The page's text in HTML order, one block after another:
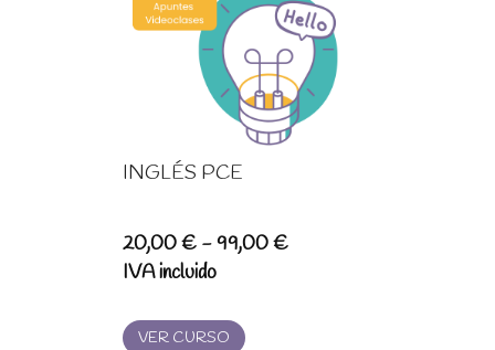
INGLÉS PCE
20,00€ -99,00€Rango
IVA incluido
VER CURSO